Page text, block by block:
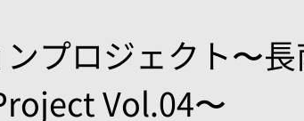
プロジェクト〜長
Vol.04〜